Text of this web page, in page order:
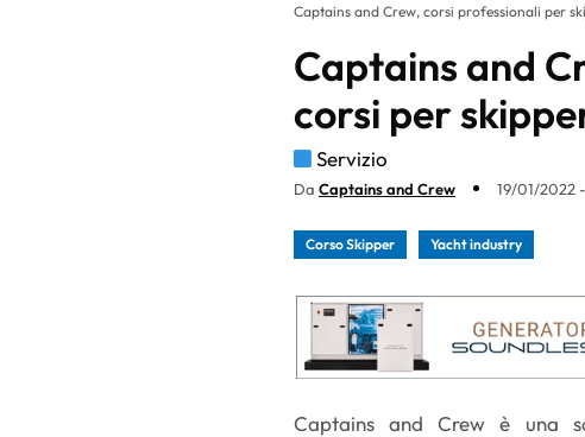
Captains and Crew, corsi professionali per
Captains and
corsi per
Servizio
Da Captains and Crew 19/01/2022 -
Corso Skipper Yacht industry
Captains and Crew è una